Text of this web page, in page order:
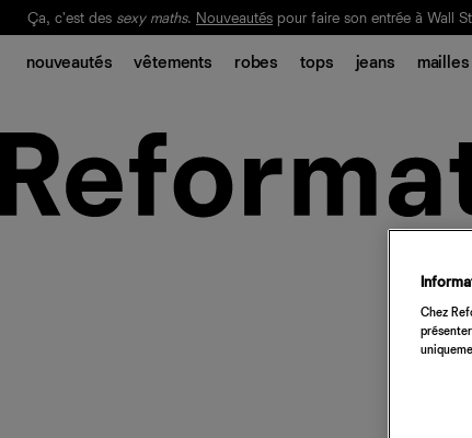
Notre Bilan Responsable 2025 est ici. Lisez-le
Ça, c'est des sexy maths. Nouveautés pour faire son entrée à Wall
nouveautés vêtements robes tops jeans mailles
Chez